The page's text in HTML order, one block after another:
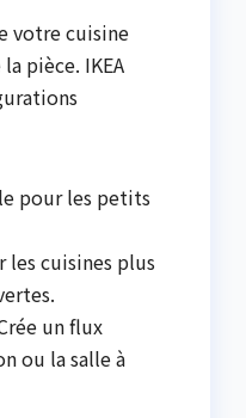
votre cuisine
pièce. IKEA
pour les petits
les cuisines plus
un flux
ou la salle à